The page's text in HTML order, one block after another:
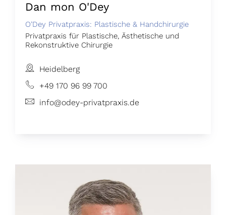
Dan mon O'Dey
O’Dey Privatpraxis: Plastische & Handchirurgie
Privatpraxis für Plastische, Ästhetische und
Rekonstruktive Chirurgie
Heidelberg
+49 170 96 99 700
info@odey-privatpraxis.de